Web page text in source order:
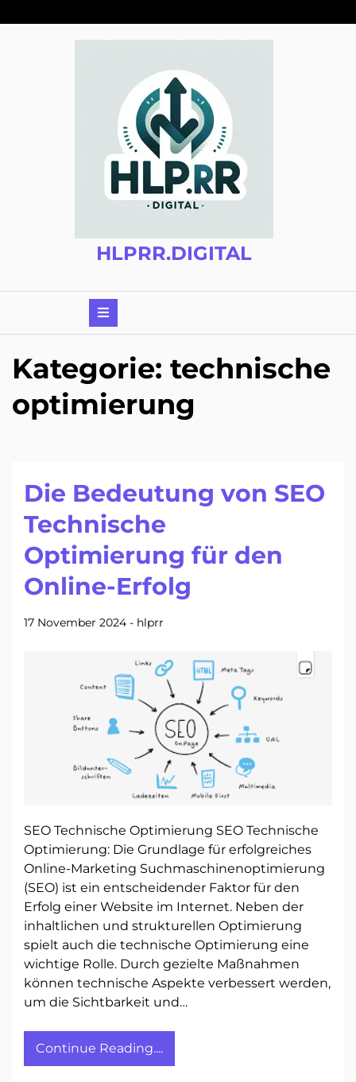
Inhalt
HLPRR.DIGITAL
Kategorie: technische
optimierung
Die Bedeutung von SEO
Technische
Optimierung für den
Online-Erfolg
17 November 2024 - hlprr
SEO Technische Optimierung SEO Technische
Optimierung: Die Grundlage für erfolgreiches
Online-Marketing Suchmaschinenoptimierung
(SEO) ist ein entscheidender Faktor für den
Erfolg einer Website im Internet. Neben der
inhaltlichen und strukturellen Optimierung
spielt auch die technische Optimierung eine
wichtige Rolle. Durch gezielte Maßnahmen
können technische Aspekte verbessert werden,
um die Sichtbarkeit und…
Continue Reading....